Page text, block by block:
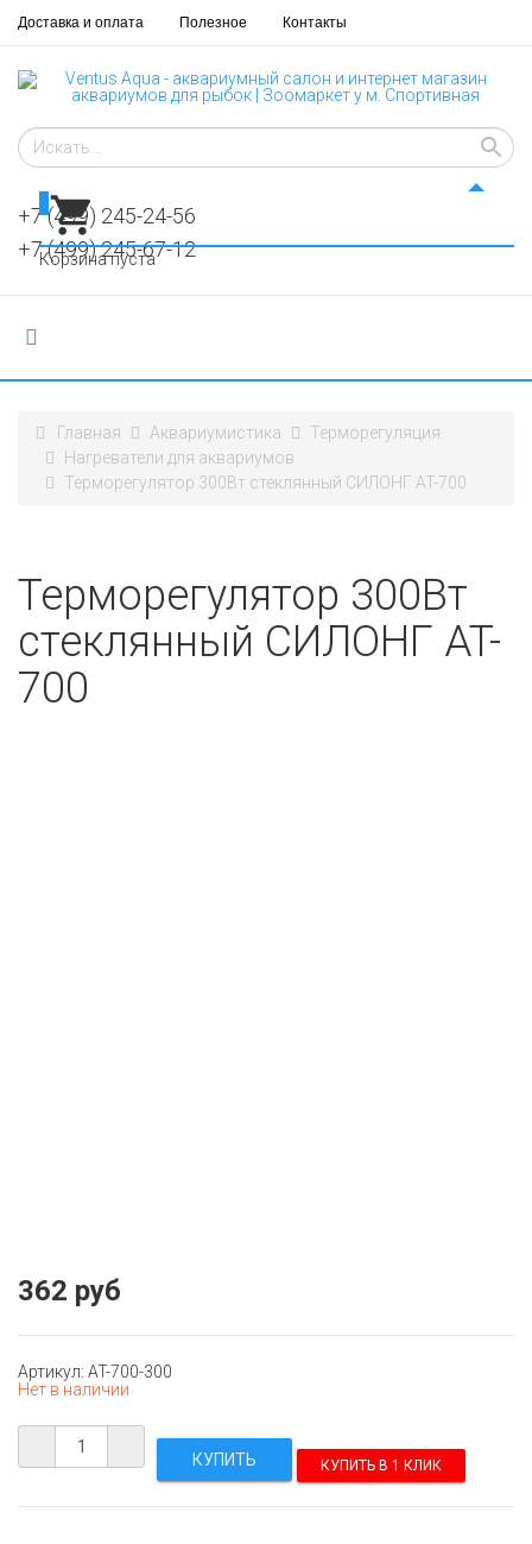
Доставка и оплата Полезное Контакты
+7 (499) 245-24-56
+7 (499) 245-67-12
Корзина пуста
Главная Аквариумистика
Терморегуляция
Нагреватели для аквариумов
Терморегулятор 300Вт стеклянный СИЛОНГ AT-700
Терморегулятор 300Вт
стеклянный СИЛОНГ AT-
700
362 руб
Артикул: AT-700-300
Нет в наличии
КУПИТЬ В 1 КЛИК